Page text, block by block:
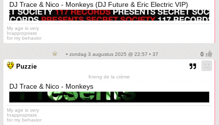
DJ Trace & Nico - Monkeys (DJ Future & Eric Electric VIP)
My age is very
Inappropriate
for my behavior
• zondag 3 augustus 2025 @ 22:57 • 37
Puzzie
Kreng de la crème
DJ Trace & Nico - Monkeys
My age is very
Inappropriate
for my behavior